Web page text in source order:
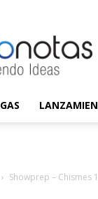
Showprep – Chismes